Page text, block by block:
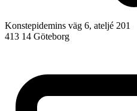
Konstepidemins väg 6, ateljé 201
413 14 Göteborg